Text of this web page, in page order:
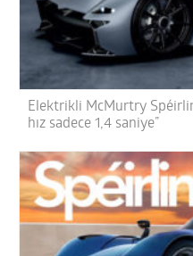
Elektrikli McMurtry
hız sadece 1,4 saniye”